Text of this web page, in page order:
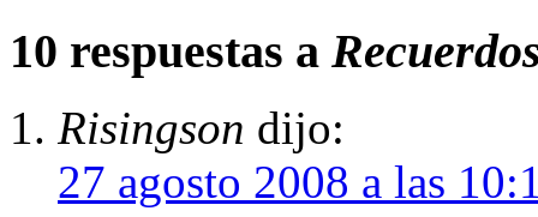
10 respuestas a
Risingson dijo:
27 agosto 2008 a las